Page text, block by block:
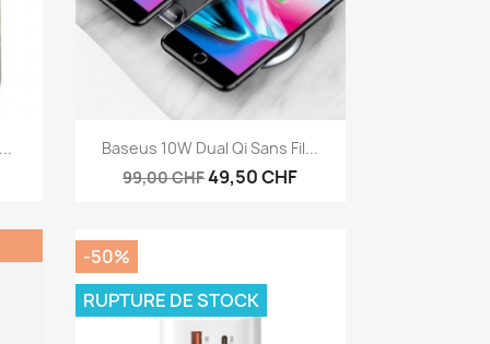
 Aperçu rapide
Baseus 10W Dual Qi Sans Fil...
99,00 CHF49,50 CHF
-50%
RUPTURE DE STOCK